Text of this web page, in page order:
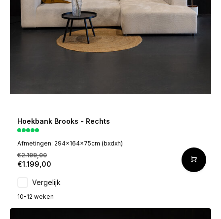
Hoekbank Brooks - Rechts
Afmetingen: 294x164x75cm (bxdxh)
€2.199,00
€1.199,00
Vergelijk
10-12 weken